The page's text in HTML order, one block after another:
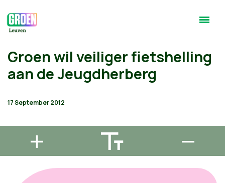
Groen wil veiliger fietshelling
aan de Jeugdherberg
17 September 2012